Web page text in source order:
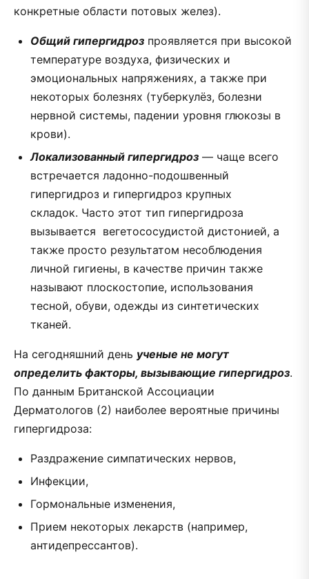
конкретные области потовых желез).
Общий гипергидроз проявляется при высокой
температуре воздуха, физических и
эмоциональных напряжениях, а также при
некоторых болезнях (туберкулёз, болезни
нервной системы, падении уровня глюкозы в
крови).
Локализованный гипергидроз — чаще всего
встречается ладонно-подошвенный
гипергидроз и гипергидроз крупных
складок. Часто этот тип гипергидроза
вызывается вегетососудистой дистонией, а
также просто результатом несоблюдения
личной гигиены, в качестве причин также
называют плоскостопие, использования
тесной, обуви, одежды из синтетических
тканей.
На сегодняшний день ученые не могут
определить факторы, вызывающие гипергидроз.
По данным Британской Ассоциации
Дерматологов (2) наиболее вероятные причины
гипергидроза:
Раздражение симпатических нервов,
Инфекции,
Гормональные изменения,
Прием некоторых лекарств (например,
антидепрессантов).